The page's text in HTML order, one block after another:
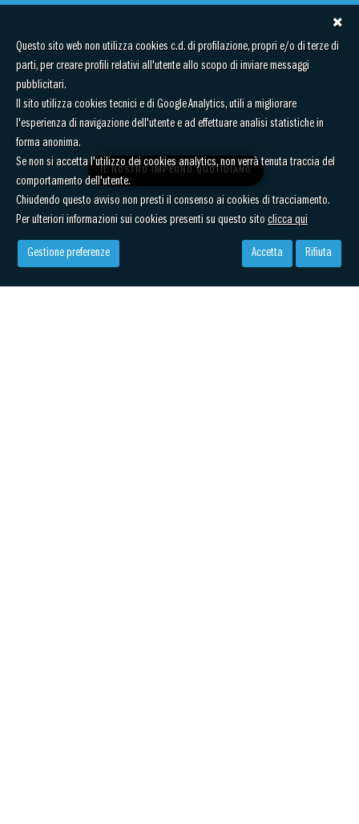
IL NOSTRO IMPEGNO QUOTIDIANO
Questo sito web non utilizza cookies c.d. di profilazione, propri e/o di terze di
parti, per creare profili relativi all'utente allo scopo di inviare messaggi
pubblicitari.
Il sito utilizza cookies tecnici e di Google Analytics, utili a migliorare
l'esperienza di navigazione dell'utente e ad effettuare analisi statistiche in
forma anonima.
Se non si accetta l'utilizzo dei cookies analytics, non verrà tenuta traccia del
comportamento dell'utente.
Chiudendo questo avviso non presti il consenso ai cookies di tracciamento.
Per ulteriori informazioni sui cookies presenti su questo sitoclicca qui
Gestione preferenze Rifiuta
Accetta